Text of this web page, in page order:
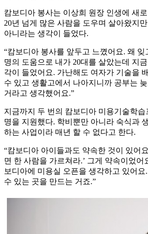
캄보디아 봉사는 이상희 원장 인생에 새
20년 넘게 많은 사람을 도우며 살아왔지
아니라는 생각이 들었다.
“캄보디아 봉사를 앞두고 느꼈어요. 왜 잊
명의 도움으로 내가 20대를 살았는데 지
각이 들었어요. 가난해도 여자가 기술을
수 있고 생활고에서 나아지니까 공부는
거라고 생각했어요.”
지금까지 두 번의 캄보디아 미용기술학습
명을 지원했다. 학비뿐만 아니라 숙식과
하는 사업이라 매년 할 수 없다고 한다.
“캄보디아 아이들과도 약속한 것이 있어
면 한 사람을 가르쳐라.’ 그게 약속이었어
보디아에 미용실 오픈을 생각하고 있어
수 있는 곳을 만드는 거죠.”